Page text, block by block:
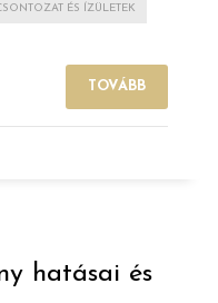
ÉS ÍZÜLETEK
TOVÁBB
hatásai és